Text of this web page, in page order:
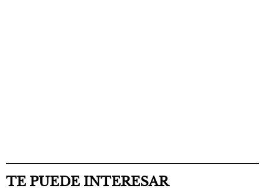
TE PUEDE INTERESAR